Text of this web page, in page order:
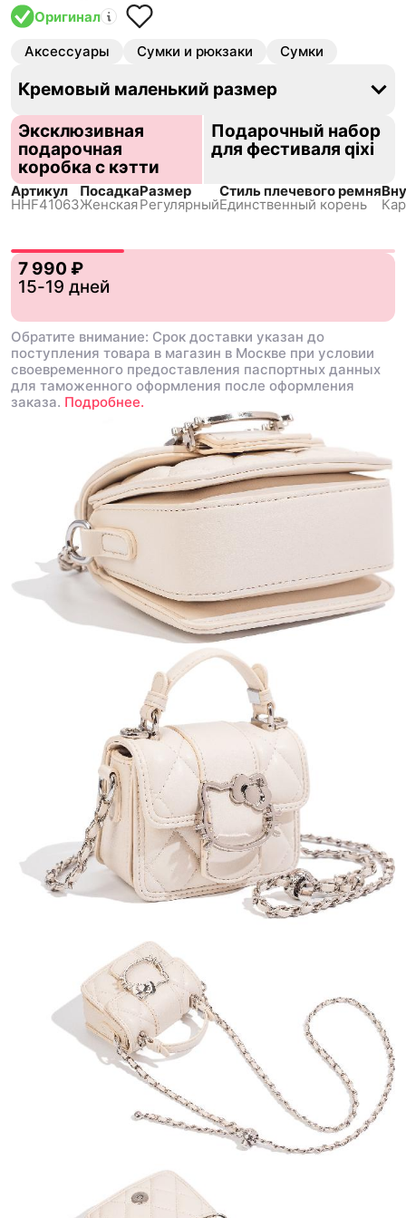
Оригинал
Аксессуары Сумки и рюкзаки Сумки
Кремовый маленький размер
Эксклюзивная
подарочная
коробка с кэтти
Подарочный набор
для фестиваля qixi
Артикул
HHF41063
Посадка
Женская
Размер
Регулярный
Стиль плечевого ремня
Единственный корень
7 990 ₽
15-19 дней
Обратите внимание: Срок доставки указан до
поступления товара в магазин в Москве при условии
своевременного предоставления паспортных данных
для таможенного оформления после оформления
заказа. Подробнее.